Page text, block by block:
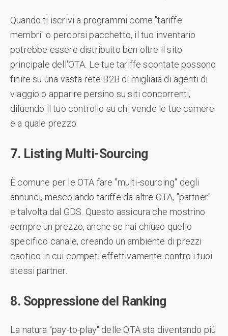
Quando ti iscrivi a programmi come "tariffe
membri" o percorsi pacchetto, il tuo inventario
potrebbe essere distribuito ben oltre il sito
principale dell'OTA. Le tue tariffe scontate possono
finire su una vasta rete B2B di migliaia di agenti di
viaggio o apparire persino su siti concorrenti,
diluendo il tuo controllo su chi vende le tue camere
e a quale prezzo.
7. Listing Multi-Sourcing
È comune per le OTA fare "multi-sourcing" degli
annunci, mescolando tariffe da altre OTA, "partner"
e talvolta dal GDS. Questo assicura che mostrino
sempre un prezzo, anche se hai chiuso quello
specifico canale, creando un ambiente di prezzi
caotico in cui competi effettivamente contro i tuoi
stessi partner.
8. Soppressione del Ranking
La natura "pay-to-play" delle OTA sta diventando più